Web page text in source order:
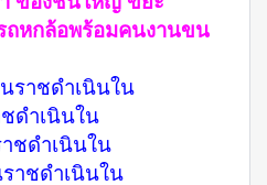
ถหกล้อพร้อมคนงานขน
ราชดำเนินใน
ดำเนินใน
ชดำเนินใน
าชดำเนินใน